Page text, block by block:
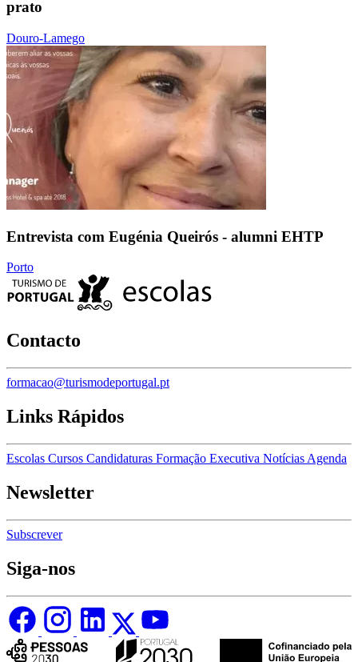
prato
Douro-Lamego
Entrevista com Eugénia Queirós - alumni EHTP
Porto
Contacto
formacao@turismodeportugal.pt
Links Rápidos
Escolas Cursos Candidaturas Formação Executiva Notícias Agenda
Newsletter
Subscrever
Siga-nos